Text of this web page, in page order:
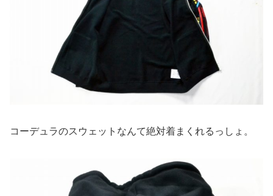
コーデュラのスウェットなんて絶対着まくれるっしょ。